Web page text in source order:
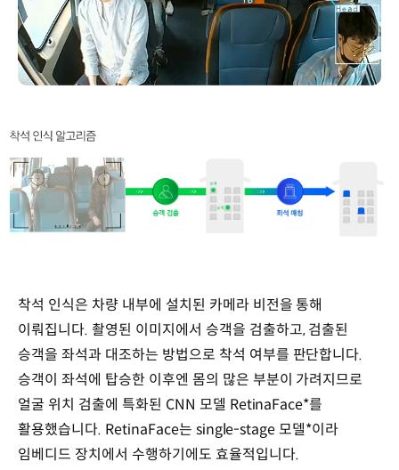
착석 인식은 차량 내부에 설치된 카메라 비전을 통해
이뤄집니다. 촬영된 이미지에서 승객을 검출하고, 검출된
승객을 좌석과 대조하는 방법으로 착석 여부를 판단합니다.
승객이 좌석에 탑승한 이후엔 몸의 많은 부분이 가려지므로
얼굴 위치 검출에 특화된 CNN 모델 RetinaFace*를
활용했습니다. RetinaFace는 single-stage 모델*이라
임베디드 장치에서 수행하기에도 효율적입니다.